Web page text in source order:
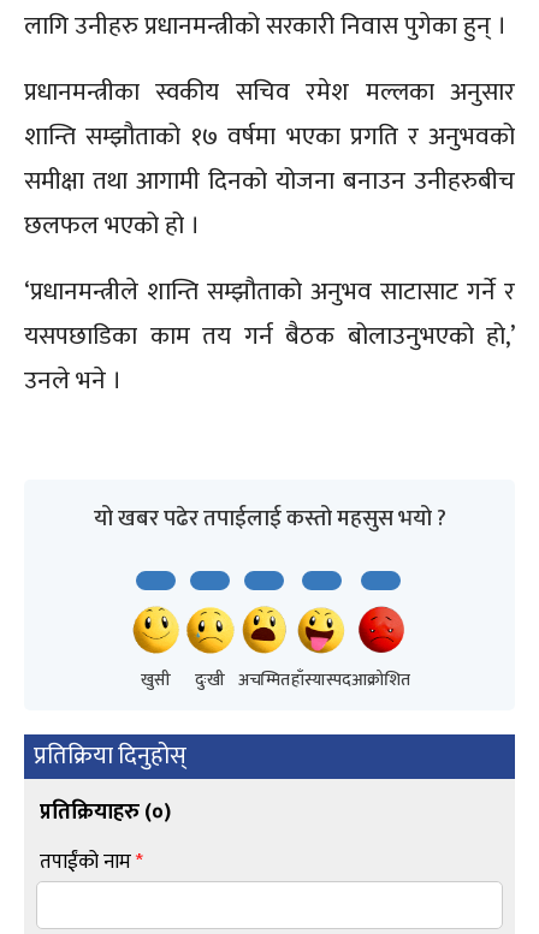
लागि उनीहरु प्रधानमन्त्रीको सरकारी निवास पुगेका हुन् ।
प्रधानमन्त्रीका स्वकीय सचिव रमेश मल्लका अनुसार
शान्ति सम्झौताको १७ वर्षमा भएका प्रगति र अनुभवको
समीक्षा तथा आगामी दिनको योजना बनाउन उनीहरुबीच
छलफल भएको हो ।
‘प्रधानमन्त्रीले शान्ति सम्झौताको अनुभव साटासाट गर्ने र
यसपछाडिका काम तय गर्न बैठक बोलाउनुभएको हो,’
उनले भने ।
यो खबर पढेर तपाईलाई कस्तो महसुस भयो ?
खुसी दुःखी अचम्मितहाँस्यास्पदआक्रोशित
प्रतिक्रिया दिनुहोस्
प्रतिक्रियाहरु (०)
तपाईंको नाम*